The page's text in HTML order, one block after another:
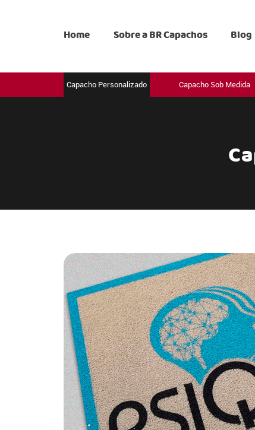
Home Sobre a BR Capachos Blog
Capacho Personalizado Capacho Sob Medida